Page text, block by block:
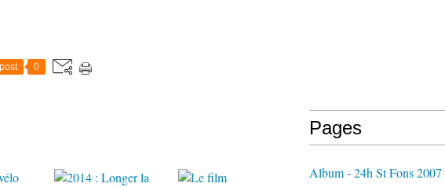
0
Pages
Album - 24h St Fons 2007